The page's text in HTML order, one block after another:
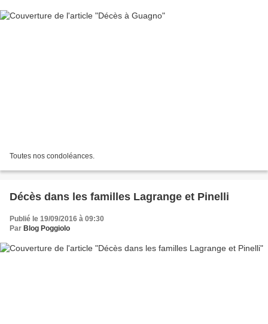
Toutes nos condoléances.
Décès dans les familles Lagrange et Pinelli
Publié le 19/09/2016 à 09:30
Par Blog Poggiolo